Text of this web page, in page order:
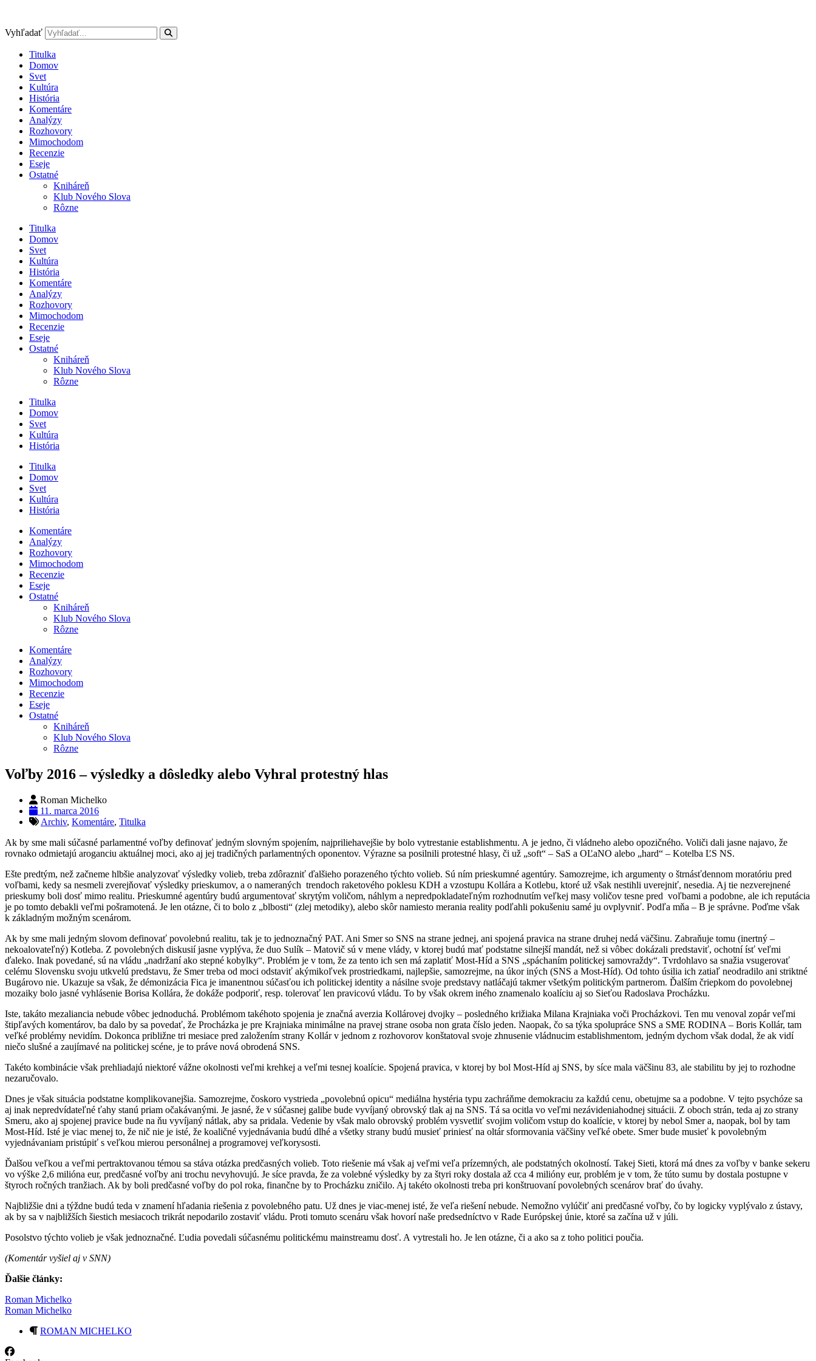
obsah
Vyhľadať
Titulka
Domov
Svet
Kultúra
História
Komentáre
Analýzy
Rozhovory
Mimochodom
Recenzie
Eseje
Ostatné
Kniháreň
Klub Nového Slova
Rôzne
Titulka
Domov
Svet
Kultúra
História
Komentáre
Analýzy
Rozhovory
Mimochodom
Recenzie
Eseje
Ostatné
Kniháreň
Klub Nového Slova
Rôzne
Titulka
Domov
Svet
Kultúra
História
Titulka
Domov
Svet
Kultúra
História
Komentáre
Analýzy
Rozhovory
Mimochodom
Recenzie
Eseje
Ostatné
Kniháreň
Klub Nového Slova
Rôzne
Komentáre
Analýzy
Rozhovory
Mimochodom
Recenzie
Eseje
Ostatné
Kniháreň
Klub Nového Slova
Rôzne
Voľby 2016 – výsledky a dôsledky alebo Vyhral protestný hlas
Roman Michelko
11. marca 2016
Archiv, Komentáre, Titulka
Ak by sme mali súčasné parlamentné voľby definovať jedným slovným spojením, najpriliehavejšie by bolo vytrestanie establishmentu. A je jedno, či vládneho alebo opozičného. Voliči dali jasne najavo, že
rovnako odmietajú aroganciu aktuálnej moci, ako aj jej tradičných parlamentných oponentov. Výrazne sa posilnili protestné hlasy, či už „soft“ – SaS a OĽaNO alebo „hard“ – Kotelba ĽS NS.
Ešte predtým, než začneme hlbšie analyzovať výsledky volieb, treba zdôrazniť ďalšieho porazeného týchto volieb. Sú ním prieskumné agentúry. Samozrejme, ich argumenty o štrnásťdennom moratóriu pred
voľbami, kedy sa nesmeli zverejňovať výsledky prieskumov, a o nameraných trendoch raketového poklesu KDH a vzostupu Kollára a Kotlebu, ktoré už však nestihli uverejniť, nesedia. Aj tie nezverejnené
prieskumy boli dosť mimo realitu. Prieskumné agentúry budú argumentovať skrytým voličom, náhlym a nepredpokladateľným rozhodnutím veľkej masy voličov tesne pred voľbami a podobne, ale ich reputácia
je po tomto debakli veľmi pošramotená. Je len otázne, či to bolo z „blbosti“ (zlej metodiky), alebo skôr namiesto merania reality podľahli pokušeniu samé ju ovplyvniť. Podľa mňa – B je správne. Poďme však
k základným možným scenárom.
Ak by sme mali jedným slovom definovať povolebnú realitu, tak je to jednoznačný PAT. Ani Smer so SNS na strane jednej, ani spojená pravica na strane druhej nedá väčšinu. Zabraňuje tomu (inertný –
nekoalovateľný) Kotleba. Z povolebných diskusií jasne vyplýva, že duo Sulík – Matovič sú v mene vlády, v ktorej budú mať podstatne silnejší mandát, než si vôbec dokázali predstaviť, ochotní ísť veľmi
ďaleko. Inak povedané, sú na vládu „nadržaní ako stepné kobylky“. Problém je v tom, že za tento ich sen má zaplatiť Most-Híd a SNS „spáchaním politickej samovraždy“. Tvrdohlavo sa snažia vsugerovať
celému Slovensku svoju utkvelú predstavu, že Smer treba od moci odstaviť akýmikoľvek prostriedkami, najlepšie, samozrejme, na úkor iných (SNS a Most-Híd). Od tohto úsilia ich zatiaľ neodradilo ani striktné
Bugárovo nie. Ukazuje sa však, že démonizácia Fica je imanentnou súčasťou ich politickej identity a násilne svoje predstavy natláčajú takmer všetkým politickým partnerom. Ďalším čriepkom do povolebnej
mozaiky bolo jasné vyhlásenie Borisa Kollára, že dokáže podporiť, resp. tolerovať len pravicovú vládu. To by však okrem iného znamenalo koalíciu aj so Sieťou Radoslava Procházku.
Iste, takáto mezaliancia nebude vôbec jednoduchá. Problémom takéhoto spojenia je značná averzia Kollárovej dvojky – posledného križiaka Milana Krajniaka voči Procházkovi. Ten mu venoval zopár veľmi
štipľavých komentárov, ba dalo by sa povedať, že Procházka je pre Krajniaka minimálne na pravej strane osoba non grata číslo jeden. Naopak, čo sa týka spolupráce SNS a SME RODINA – Boris Kollár, tam
veľké problémy nevidím. Dokonca približne tri mesiace pred založením strany Kollár v jednom z rozhovorov konštatoval svoje zhnusenie vládnucim establishmentom, jedným dychom však dodal, že ak vidí
niečo slušné a zaujímavé na politickej scéne, je to práve nová obrodená SNS.
Takéto kombinácie však prehliadajú niektoré vážne okolnosti veľmi krehkej a veľmi tesnej koalície. Spojená pravica, v ktorej by bol Most-Híd aj SNS, by síce mala väčšinu 83, ale stabilitu by jej to rozhodne
nezaručovalo.
Dnes je však situácia podstatne komplikovanejšia. Samozrejme, čoskoro vystrieda „povolebnú opicu“ mediálna hystéria typu zachráňme demokraciu za každú cenu, obetujme sa a podobne. V tejto psychóze sa
aj inak nepredvídateľné ťahy stanú priam očakávanými. Je jasné, že v súčasnej galibe bude vyvíjaný obrovský tlak aj na SNS. Tá sa ocitla vo veľmi nezávideniahodnej situácii. Z oboch strán, teda aj zo strany
Smeru, ako aj spojenej pravice bude na ňu vyvíjaný nátlak, aby sa pridala. Vedenie by však malo obrovský problém vysvetliť svojim voličom vstup do koalície, v ktorej by nebol Smer a, naopak, bol by tam
Most-Híd. Isté je viac menej to, že nič nie je isté, že koaličné vyjednávania budú dlhé a všetky strany budú musieť priniesť na oltár sformovania väčšiny veľké obete. Smer bude musieť k povolebným
vyjednávaniam pristúpiť s veľkou mierou personálnej a programovej veľkorysosti.
Ďalšou veľkou a veľmi pertraktovanou témou sa stáva otázka predčasných volieb. Toto riešenie má však aj veľmi veľa prízemných, ale podstatných okolností. Takej Sieti, ktorá má dnes za voľby v banke sekeru
vo výške 2,6 milióna eur, predčasné voľby ani trochu nevyhovujú. Je síce pravda, že za volebné výsledky by za štyri roky dostala až cca 4 milióny eur, problém je v tom, že túto sumu by dostala postupne v
štyroch ročných tranžiach. Ak by boli predčasné voľby do pol roka, finančne by to Procházku zničilo. Aj takéto okolnosti treba pri konštruovaní povolebných scenárov brať do úvahy.
Najbližšie dni a týždne budú teda v znamení hľadania riešenia z povolebného patu. Už dnes je viac-menej isté, že veľa riešení nebude. Nemožno vylúčiť ani predčasné voľby, čo by logicky vyplývalo z ústavy,
ak by sa v najbližších šiestich mesiacoch trikrát nepodarilo zostaviť vládu. Proti tomuto scenáru však hovorí naše predsedníctvo v Rade Európskej únie, ktoré sa začína už v júli.
Posolstvo týchto volieb je však jednoznačné. Ľudia povedali súčasnému politickému mainstreamu dosť. A vytrestali ho. Je len otázne, či a ako sa z toho politici poučia.
(Komentár vyšiel aj v SNN)
Ďalšie články:
Roman Michelko
Roman Michelko
ROMAN MICHELKO